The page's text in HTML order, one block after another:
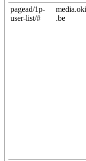
pagead/1p-
user-list/#
.be